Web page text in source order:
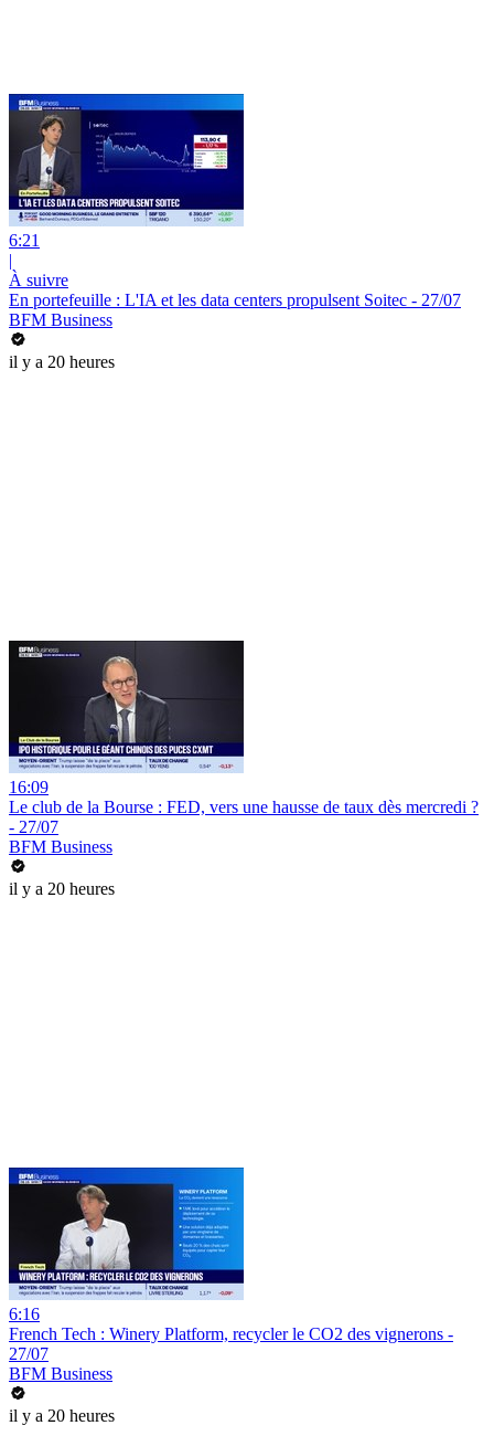
6:21
|
À suivre
En portefeuille : L'IA et les data centers propulsent Soitec - 27/07
BFM Business
il y a 20 heures
16:09
Le club de la Bourse : FED, vers une hausse de taux dès mercredi ?
- 27/07
BFM Business
il y a 20 heures
6:16
French Tech : Winery Platform, recycler le CO2 des vignerons -
27/07
BFM Business
il y a 20 heures